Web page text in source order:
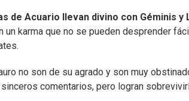
de Acuario llevan divino con Géminis y
un karma que no se pueden desprender
no son de su agrado y son muy
comentarios, pero logran